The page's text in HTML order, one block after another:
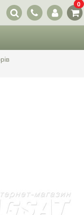
Наші
контакти
0